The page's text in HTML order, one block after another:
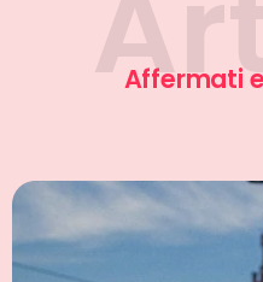
Affermati